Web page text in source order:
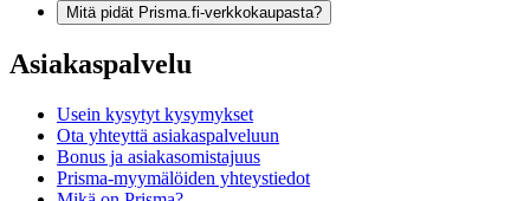
Mitä pidät Prisma.fi-verkkokaupasta?
Asiakaspalvelu
Usein kysytyt kysymykset
Ota yhteyttä asiakaspalveluun
Bonus ja asiakasomistajuus
Prisma-myymälöiden yhteystiedot